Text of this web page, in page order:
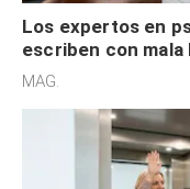
Los expertos en
escriben con
acelerado y no lo
MAG.